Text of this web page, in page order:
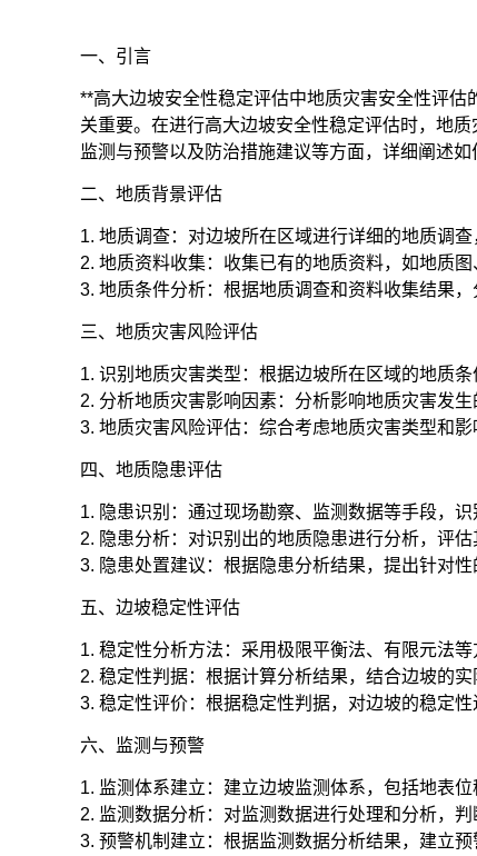
一、引言
**高大边坡安全性稳定评估中地质灾害安全性评估
关重要。在进行高大边坡安全性稳定评估时，地
监测与预警以及防治措施建议等方面，详细阐述如
二、地质背景评估
1. 地质调查：对边坡所在区域进行详细的地质调
2. 地质资料收集：收集已有的地质资料，如地质
3. 地质条件分析：根据地质调查和资料收集结果
三、地质灾害风险评估
1. 识别地质灾害类型：根据边坡所在区域的地质
2. 分析地质灾害影响因素：分析影响地质灾害发
3. 地质灾害风险评估：综合考虑地质灾害类型和
四、地质隐患评估
1. 隐患识别：通过现场勘察、监测数据等手段，
2. 隐患分析：对识别出的地质隐患进行分析，评
3. 隐患处置建议：根据隐患分析结果，提出针对
五、边坡稳定性评估
1. 稳定性分析方法：采用极限平衡法、有限元法
2. 稳定性判据：根据计算分析结果，结合边坡的
3. 稳定性评价：根据稳定性判据，对边坡的稳定
六、监测与预警
1. 监测体系建立：建立边坡监测体系，包括地表
2. 监测数据分析：对监测数据进行处理和分析，
3. 预警机制建立：根据监测数据分析结果，建立